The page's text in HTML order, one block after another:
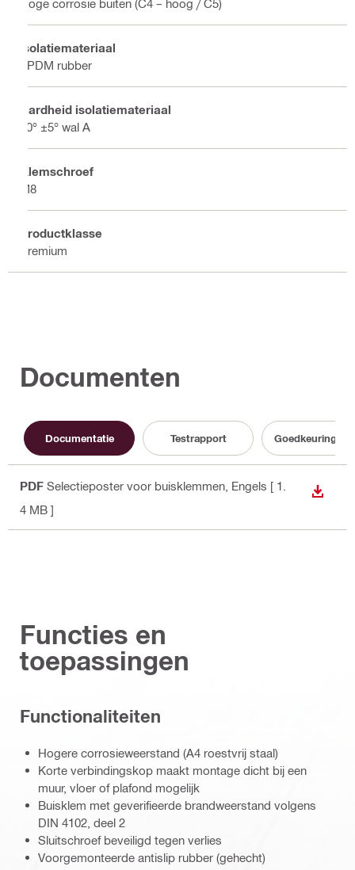
Isolatiemateriaal
EPDM rubber
Hardheid isolatiemateriaal
50° ±5° wal A
Klemschroef
M8
Productklasse
Premium
Documenten
Documentatie Testrapport
PDF Selectieposter voor buisklemmen , Engels [ 1.
4 MB ]
Functies en
toepassingen
Functionaliteiten
Hogere corrosieweerstand (A4 roestvrij staal)
Korte verbindingskop maakt montage dicht bij een
muur, vloer of plafond mogelijk
Buisklem met geverifieerde brandweerstand volgens
DIN 4102, deel 2
Sluitschroef beveiligd tegen verlies
Voorgemonteerde antislip rubber (gehecht)